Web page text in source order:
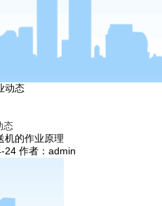
动态
态
机的作业原理
24 作者：admin